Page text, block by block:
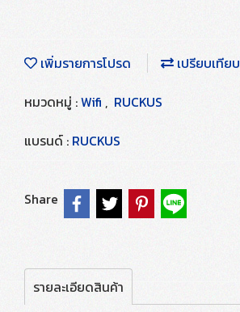
เพิ่มรายการโปรด
เปรียบเทียบ
หมวดหมู่ :Wifi , RUCKUS
แบรนด์ : RUCKUS
Share
รายละเอียดสินค้า